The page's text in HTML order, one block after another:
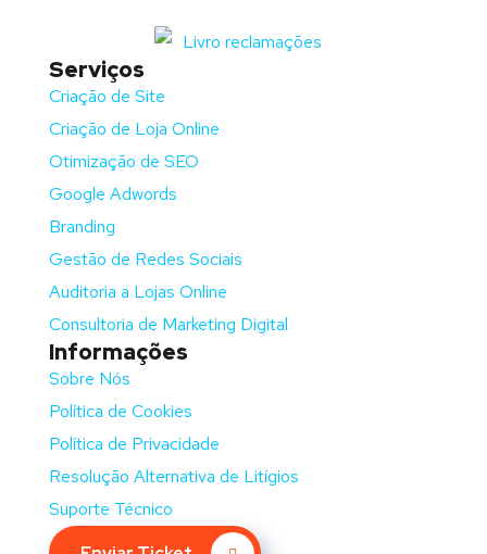
Serviços
Criação de Site
Criação de Loja Online
Otimização de SEO
Google Adwords
Branding
Gestão de Redes Sociais
Auditoria a Lojas Online
Consultoria de Marketing Digital
Informações
Sobre Nós
Política de Cookies
Política de Privacidade
Resolução Alternativa de Litígios
Suporte Técnico